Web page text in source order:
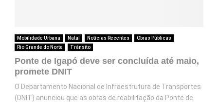
Mobilidade Urbana Natal Notícias Recentes
Obras Públicas
Rio Grande do Norte
Trânsito
Ponte de Igapó deve ser concluída até maio,
promete DNIT
O Departamento Nacional de Infraestrutura de Transportes
(DNIT) anunciou que as obras de reabilitação da Ponte de